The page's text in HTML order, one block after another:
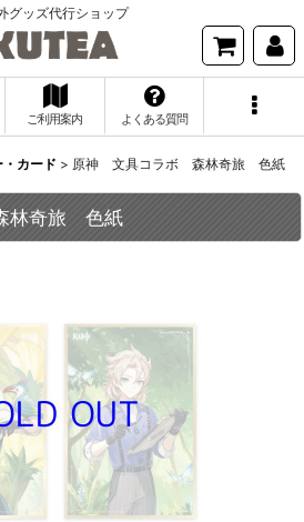
グッズ代行ショップ
ご利用案内 よくある質問
カード > 原神 文具コラボ 森林奇旅 色紙
林奇旅 色紙